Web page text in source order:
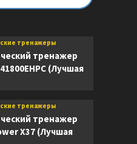
тренажеры
тренажер
(Лучшая
тренажеры
тренажер
X37 (Лучшая